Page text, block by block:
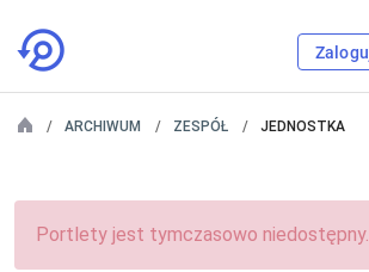
ARCHIWUM ZESPÓŁ JEDNOSTKA
Portlety jest tymczasowo niedostępny.